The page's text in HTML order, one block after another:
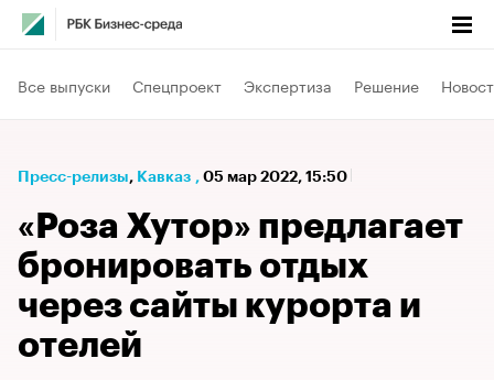
Все выпуски Спецпроект Экспертиза Решение
Пресс-релизы⁠, Кавказ , 05 мар 2022, 15:50
«Роза Хутор» предлагает
бронировать отдых
через сайты курорта и
отелей